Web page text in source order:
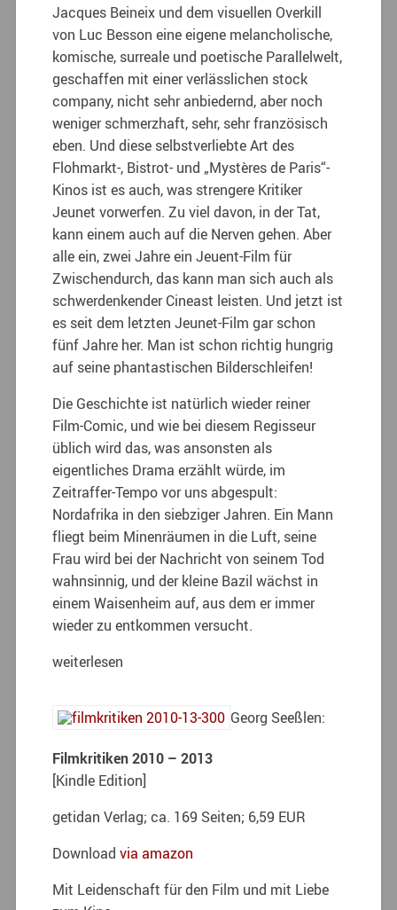
Jacques Beineix und dem visuellen Overkill
von Luc Besson eine eigene melancholische,
komische, surreale und poetische Parallelwelt,
geschaffen mit einer verlässlichen stock
company, nicht sehr anbiedernd, aber noch
weniger schmerzhaft, sehr, sehr französisch
eben. Und diese selbstverliebte Art des
Flohmarkt-, Bistrot- und „Mystères de Paris“-
Kinos ist es auch, was strengere Kritiker
Jeunet vorwerfen. Zu viel davon, in der Tat,
kann einem auch auf die Nerven gehen. Aber
alle ein, zwei Jahre ein Jeuent-Film für
Zwischendurch, das kann man sich auch als
schwerdenkender Cineast leisten. Und jetzt ist
es seit dem letzten Jeunet-Film gar schon
fünf Jahre her. Man ist schon richtig hungrig
auf seine phantastischen Bilderschleifen!
Die Geschichte ist natürlich wieder reiner
Film-Comic, und wie bei diesem Regisseur
üblich wird das, was ansonsten als
eigentliches Drama erzählt würde, im
Zeitraffer-Tempo vor uns abgespult:
Nordafrika in den siebziger Jahren. Ein Mann
fliegt beim Minenräumen in die Luft, seine
Frau wird bei der Nachricht von seinem Tod
wahnsinnig, und der kleine Bazil wächst in
einem Waisenheim auf, aus dem er immer
wieder zu entkommen versucht.
weiterlesen
Georg Seeßlen:
Filmkritiken 2010 – 2013
[Kindle Edition]
getidan Verlag; ca. 169 Seiten; 6,59 EUR
Downloadvia amazon
Mit Leidenschaft für den Film und mit Liebe